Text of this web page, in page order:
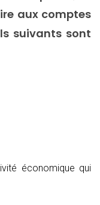
aux comptes
suivants sont
économique qui